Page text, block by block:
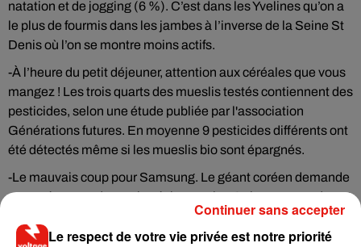
natation et de jogging (6 %). C’est dans les Yvelines qu’on a
le plus de fourmis dans les jambes à l’inverse de la Seine St
Denis où l’on se montre moins actifs.
-À l’heure du petit déjeuner, attention aux céréales que vous
mangez ! Les trois quarts des mueslis testés contiennent des
pesticides, selon une étude publiée par l'association
Générations futures. En moyenne 9 pesticides différents ont
été détectés même si les mueslis bio sont épargnés.
-Le mauvais coup pour Samsung. Le géant coréen demande
aux opérateurs de ne plus échanger les Galaxy Note 7 dont
les batteries s’enflamment. Le constructeur appel aussi les
usagers à la prudence et les invitent même à ne plus allumer
Le respect de votre vie privée est notre priorité
Continuer sans accepter